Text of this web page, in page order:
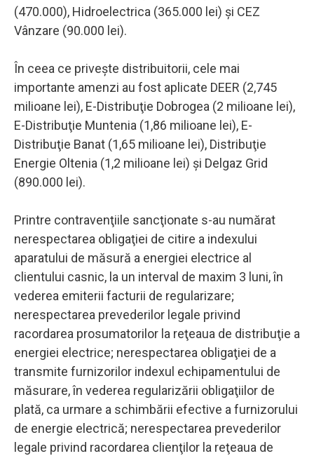
(470.000), Hidroelectrica (365.000 lei) şi CEZ
Vânzare (90.000 lei).
În ceea ce priveşte distribuitorii, cele mai
importante amenzi au fost aplicate DEER (2,745
milioane lei), E-Distribuţie Dobrogea (2 milioane lei),
E-Distribuţie Muntenia (1,86 milioane lei), E-
Distribuţie Banat (1,65 milioane lei), Distribuţie
Energie Oltenia (1,2 milioane lei) şi Delgaz Grid
(890.000 lei).
Printre contravenţiile sancţionate s-au numărat
nerespectarea obligaţiei de citire a indexului
aparatului de măsură a energiei electrice al
clientului casnic, la un interval de maxim 3 luni, în
vederea emiterii facturii de regularizare;
nerespectarea prevederilor legale privind
racordarea prosumatorilor la reţeaua de distribuţie a
energiei electrice; nerespectarea obligaţiei de a
transmite furnizorilor indexul echipamentului de
măsurare, în vederea regularizării obligaţiilor de
plată, ca urmare a schimbării efective a furnizorului
de energie electrică; nerespectarea prevederilor
legale privind racordarea clienţilor la reţeaua de